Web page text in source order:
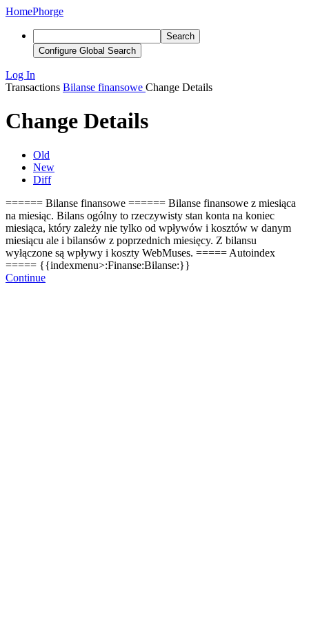
HomePhorge
Search
Configure Global Search
Log In
Transactions Bilanse finansowe Change Details
Change Details
Old
New
Diff
====== Bilanse finansowe ====== Bilanse finansowe z miesiąca
na miesiąc. Bilans ogólny to rzeczywisty stan konta na koniec
miesiąca, który zależy nie tylko od wpływów i kosztów w danym
miesiącu ale i bilansów z poprzednich miesięcy. Z bilansu
wyłączone są wpływy i koszty WebMuses. ===== Autoindex
===== {{indexmenu>:Finanse:Bilanse:}}
Continue